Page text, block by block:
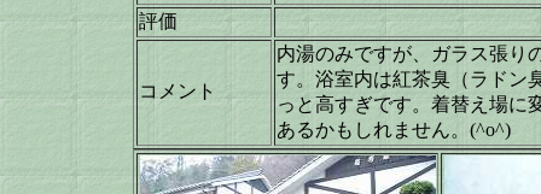
評価
コメント
内湯のみですが、ガラス張り
す。浴室内は紅茶臭（ラドン
っと高すぎです。着替え場に
あるかもしれません。(^o^)